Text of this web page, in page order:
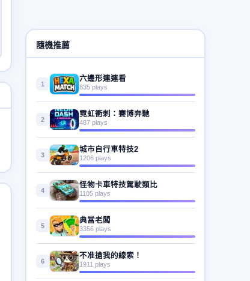
隨機推薦
1
六邊形連連看
835 plays
2
霓虹衝刺：賽博奔馳
487 plays
3
城市自行車特技2
1206 plays
4
怪物卡車特技駕駛類比
1105 plays
5
典當老闆
3356 plays
6
不准搶我的線索！
1911 plays